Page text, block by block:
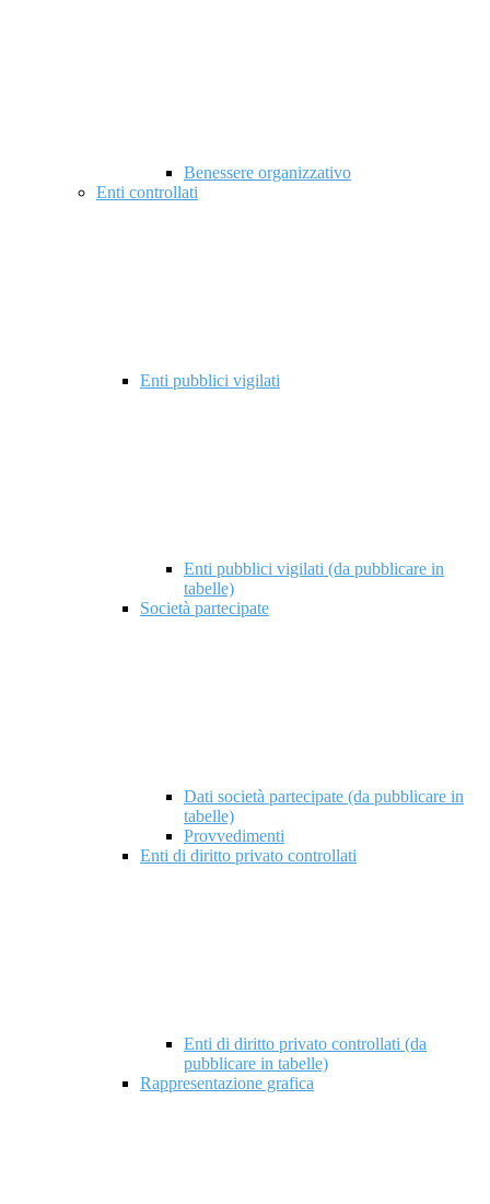
Benessere organizzativo
Enti controllati
Enti pubblici vigilati
Enti pubblici vigilati (da pubblicare in
tabelle)
Società partecipate
Dati società partecipate (da pubblicare in
tabelle)
Provvedimenti
Enti di diritto privato controllati
Enti di diritto privato controllati (da
pubblicare in tabelle)
Rappresentazione grafica